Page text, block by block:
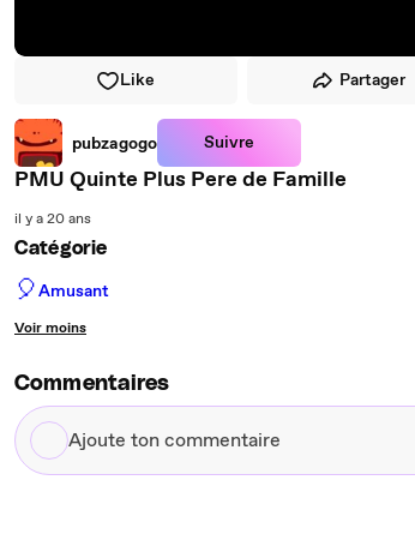
Like Partager
pubzagogo Suivre
PMU Quinte Plus Pere de Famille
il y a 20 ans
Catégorie
🎈Amusant
Voir moins
Commentaires
Ajoute
ton